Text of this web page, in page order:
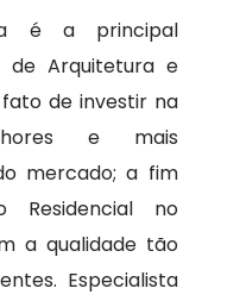
é a principal
de Arquitetura e
de investir na
e mais
mercado; a fim
Residencial no
a qualidade tão
Especialista